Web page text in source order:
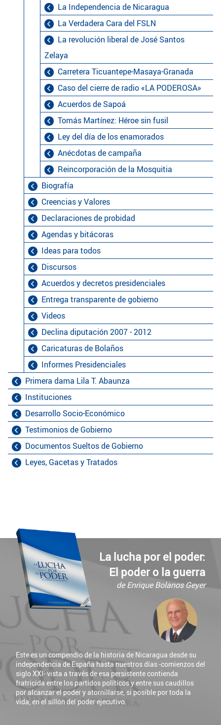
Biografía
Creencias y Valores
Declaraciones de probidad
La Independencia de Nicaragua
La Verdadera Cara del FSLN
La revolución liberal de José Santos
Zelaya
Carretera Ticuantepe-Masaya-Granada
Caso del cierre de radio «LA PODEROSA»
Acuerdos de Sapoá
Tomás Martínez: Héroe sin fusil
Ley del día de los enamorados
Anécdotas de campaña
Reincorporación de la Mosquitia
Agendas y bitácoras
Ideas para todos
Discursos
Acuerdos y decretos presidenciales
Entrega transparente de gobierno
Videos
Declina diputación 2007 - 2012
Caricaturas de Bolaños
Informes Presidenciales
Primera dama Lila T. Abaunza
Instituciones
Desarrollo Socio-Económico
Testimonios de Gobierno
Documentos Sueltos de Gobierno
Leyes, Gacetas y Tratados
La lucha por el poder:
El poder o la guerra
de Enrique Bolanos Geyer
Este es un compendio de la historia de Nicaragua desde su
independencia de España hasta nuestros días -comienzos del
siglo XXI- vista a través de esa persistente contienda
fratricida entre los partidos políticos y entre sus caudillos
por alcanzar el poder y atornillarse, si posible por toda la
vida, en el sillón del poder ejecutivo.